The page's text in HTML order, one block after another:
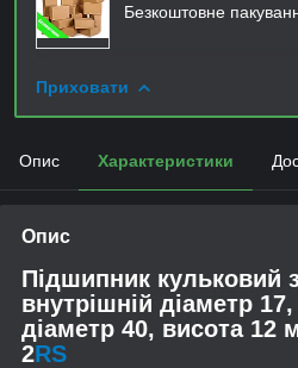
Безкоштовне
Приховати
Опис Характеристики
Опис
Підшипник кульковий
внутрішній діаметр
діаметр 40, висота 12
2RS